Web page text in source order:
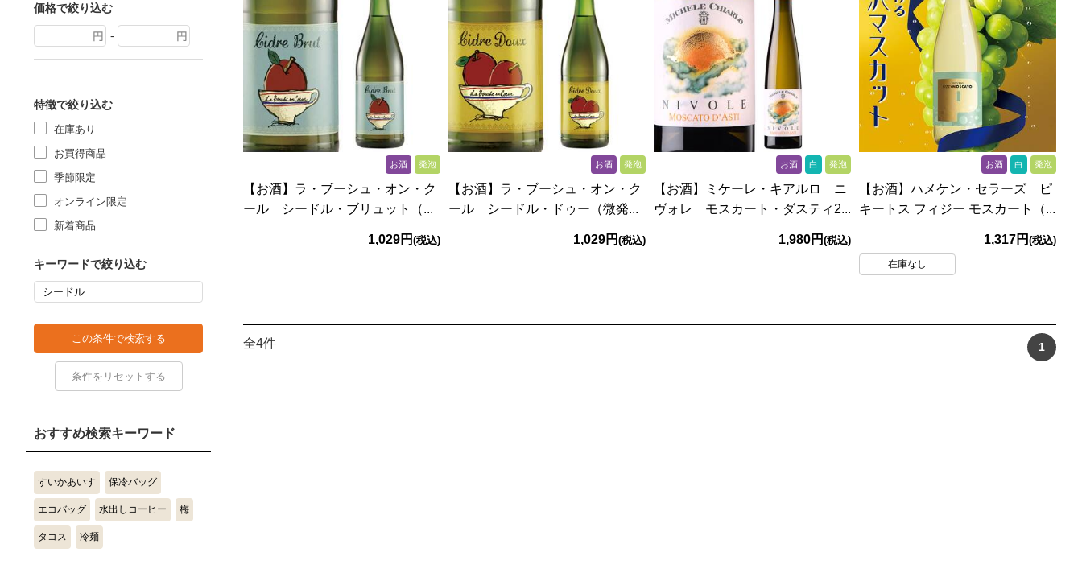
お酒 発泡
【お酒】ラ・ブーシュ・オン・ク
ール シードル・ブリュット（...
1,029円 (税込)
お酒 発泡
【お酒】ラ・ブーシュ・オン・ク
ール シードル・ドゥー（微発...
1,029円 (税込)
お酒 白 発泡
【お酒】ミケーレ・キアルロ ニ
ヴォレ モスカート・ダスティ2...
1,980円 (税込)
お酒 白 発泡
【お酒】ハメケン・セラーズ ピ
キートス フィジー モスカート（...
1,317円 (税込)
在庫なし
全4件 1
価格で絞り込む
-
特徴で絞り込む
在庫あり
お買得商品
季節限定
オンライン限定
新着商品
キーワードで絞り込む
おすすめ検索キーワード
すいかあいす 保冷バッグ
エコバッグ 水出しコーヒー 梅
タコス 冷麺